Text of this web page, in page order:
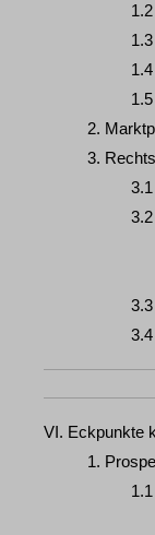
2.
3.
VI. Eckpunkte
1.